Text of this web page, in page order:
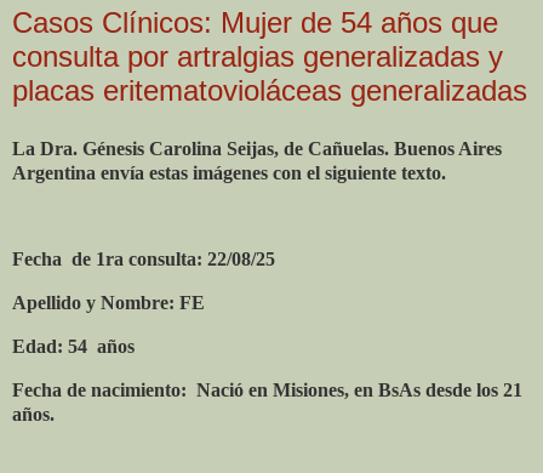
Casos Clínicos: Mujer de 54 años que
consulta por artralgias generalizadas y
placas eritematovioláceas generalizadas
La Dra. Génesis Carolina Seijas, de Cañuelas. Buenos Aires
Argentina envía estas imágenes con el siguiente texto.
Fecha de 1ra consulta: 22/08/25
Apellido y Nombre: FE
Edad: 54 años
Fecha de nacimiento: Nació en Misiones, en BsAs desde los 21
años.